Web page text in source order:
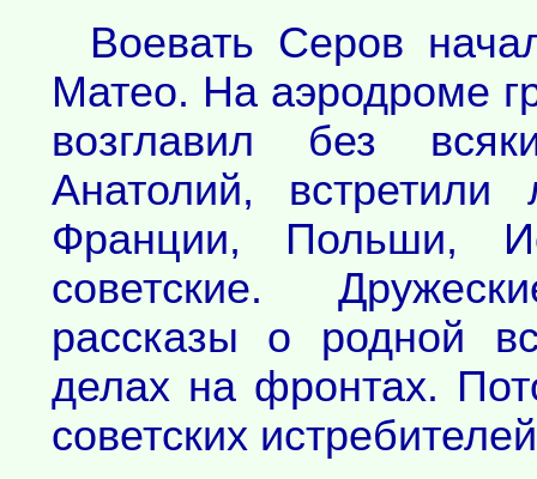
Воевать Серов
Матео. На аэродроме
возглавил без
Анатолий,
Франции, Польши,
советские.
рассказы о родной
делах на фронтах.
советских